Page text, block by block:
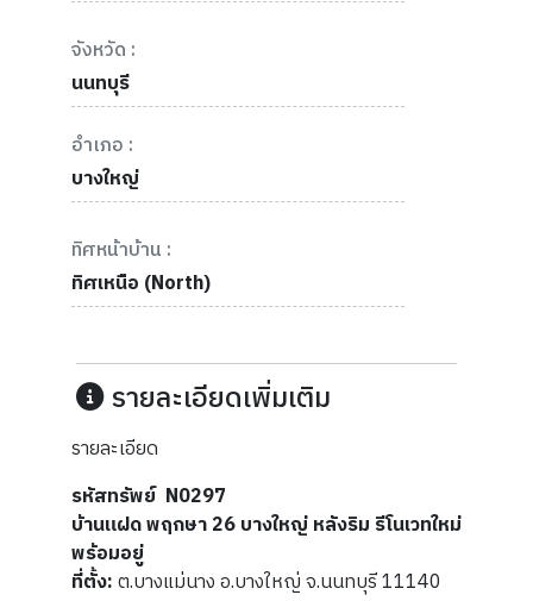
จังหวัด :
นนทบุรี
อำเภอ :
บางใหญ่
ทิศหน้าบ้าน :
ทิศเหนือ (North)
รายละเอียดเพิ่มเติม
รายละเอียด
รหัสทรัพย์ N0297
บ้านแฝด พฤกษา 26 บางใหญ่ หลังริม รีโนเวทใหม่
พร้อมอยู่
ที่ตั้ง:ต.บางแม่นาง อ.บางใหญ่ จ.นนทบุรี 11140